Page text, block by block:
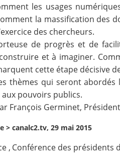
les usages
la massification des
des chercheurs.
de progrès et de
et à imaginer.
cette étape décisive
thèmes qui seront abordés
pouvoirs publics.
François Germinet,
>canalc2.tv, 29 mai 2015
, Conférence des présidents